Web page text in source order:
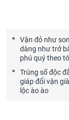
Vận đỏ như
dàng như trở
phú quý theo
Trúng số độc
giáp đổi vận
lộc ào ào